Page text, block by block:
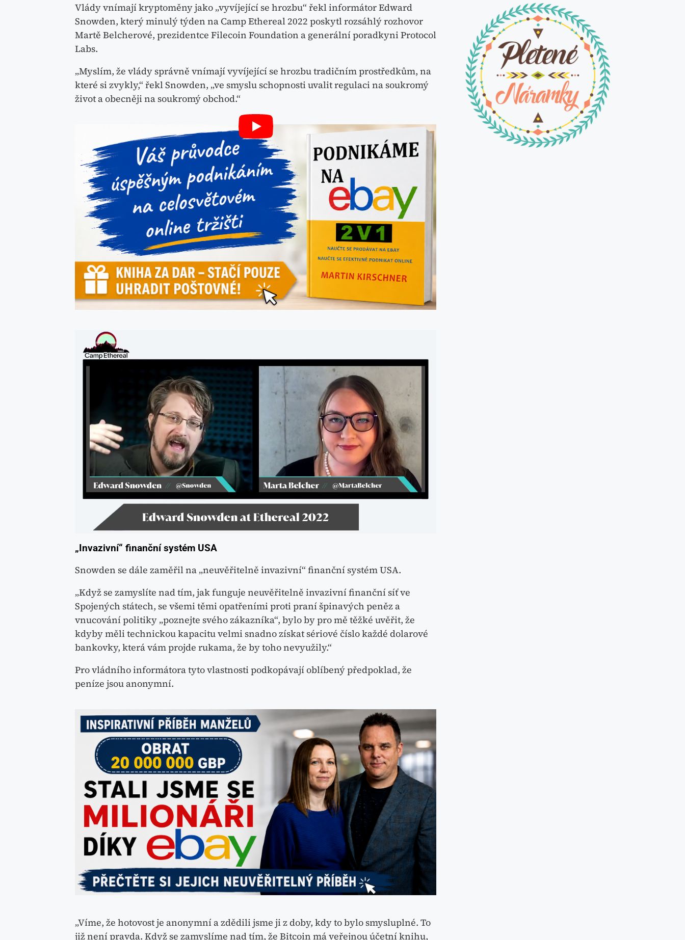
Vlády vnímají kryptoměny jako „vyvíjející se hrozbu“ řekl informátor Edward
Snowden, který minulý týden na Camp Ethereal 2022 poskytl rozsáhlý rozhovor
Martě Belcherové, prezidentce Filecoin Foundation a generální poradkyni Protocol
Labs.
„Myslím, že vlády správně vnímají vyvíjející se hrozbu tradičním prostředkům, na
které si zvykly,“ řekl Snowden, „ve smyslu schopnosti uvalit regulaci na soukromý
život a obecněji na soukromý obchod.“
„Invazivní“ finanční systém USA
Snowden se dále zaměřil na „neuvěřitelně invazivní“ finanční systém USA.
„Když se zamyslíte nad tím, jak funguje neuvěřitelně invazivní finanční síť ve
Spojených státech, se všemi těmi opatřeními proti praní špinavých peněz a
vnucování politiky „poznejte svého zákazníka“, bylo by pro mě těžké uvěřit, že
kdyby měli technickou kapacitu velmi snadno získat sériové číslo každé dolarové
bankovky, která vám projde rukama, že by toho nevyužily.“
Pro vládního informátora tyto vlastnosti podkopávají oblíbený předpoklad, že
peníze jsou anonymní.
„Víme, že hotovost je anonymní a zdědili jsme ji z doby, kdy to bylo smysluplné. To
již není pravda. Když se zamyslíme nad tím, že Bitcoin má veřejnou účetní knihu,